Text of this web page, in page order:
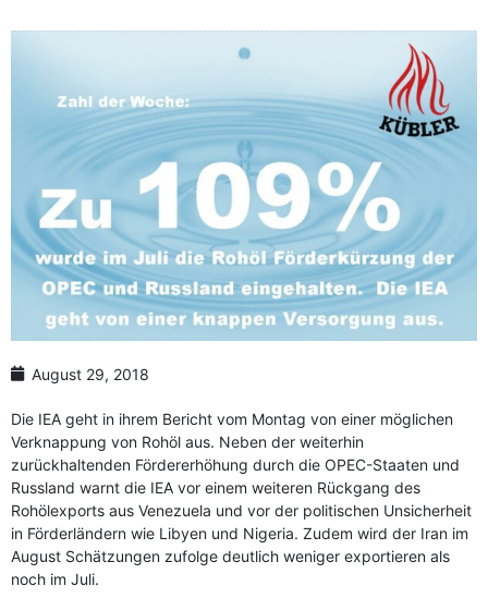
August 29, 2018
Die IEA geht in ihrem Bericht vom Montag von einer möglichen
Verknappung von Rohöl aus. Neben der weiterhin
zurückhaltenden Fördererhöhung durch die OPEC-Staaten und
Russland warnt die IEA vor einem weiteren Rückgang des
Rohölexports aus Venezuela und vor der politischen Unsicherheit
in Förderländern wie Libyen und Nigeria. Zudem wird der Iran im
August Schätzungen zufolge deutlich weniger exportieren als
noch im Juli.